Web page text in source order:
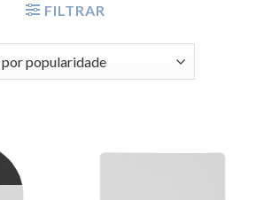
FILTRAR